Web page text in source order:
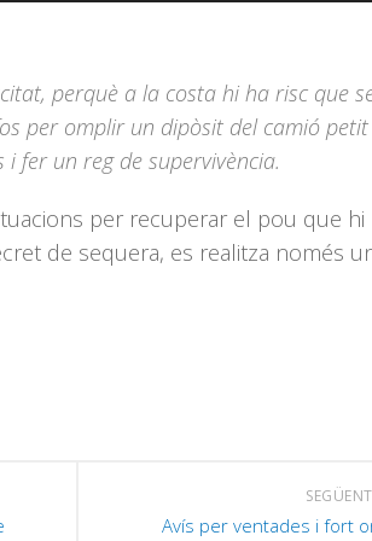
perquè a la costa hi ha risc que
per omplir un dipòsit del camió
fer un reg de supervivència.
per recuperar el pou que hi
de sequera, es realitza només
SEGÜENT
Avís per ventades i fort